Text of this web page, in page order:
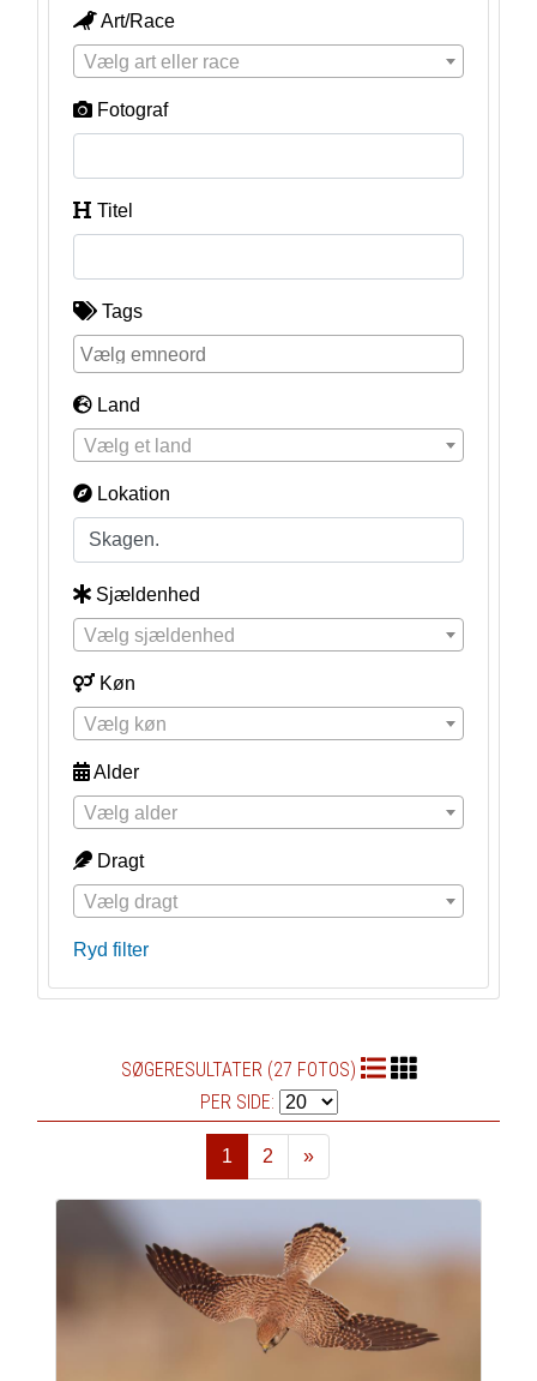
Art/Race
Vælg art eller race
Fotograf
Titel
Tags
Land
Vælg et land
Lokation
Sjældenhed
Vælg sjældenhed
Køn
Vælg køn
Alder
Vælg alder
Dragt
Vælg dragt
Ryd filter
SØGERESULTATER (27 FOTOS)
PER SIDE:
1 2
»
Næste